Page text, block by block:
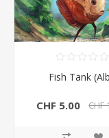
Fish Tank
CHF 5.00 CHF